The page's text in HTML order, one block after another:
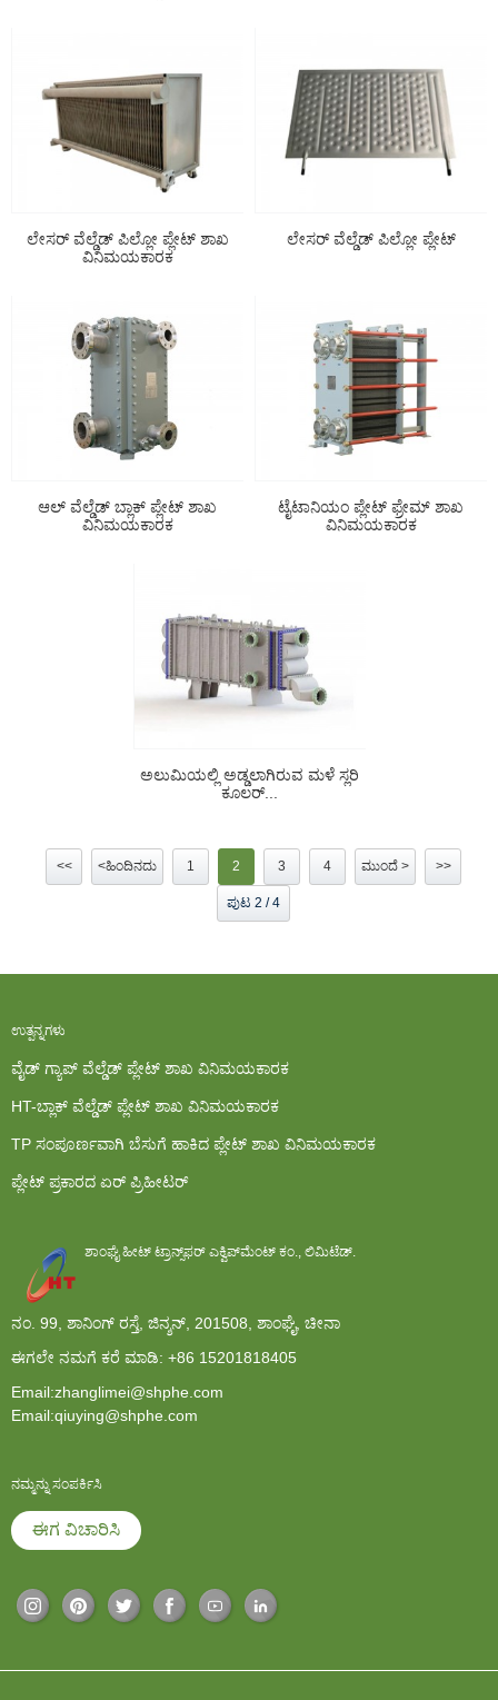
ಲೇಸರ್ ವೆಲ್ಡೆಡ್ ಪಿಲ್ಲೋ ಪ್ಲೇಟ್ ಶಾಖ
ವಿನಿಮಯಕಾರಕ
ಲೇಸರ್ ವೆಲ್ಡೆಡ್ ಪಿಲ್ಲೋ ಪ್ಲೇಟ್
ಆಲ್ ವೆಲ್ಡೆಡ್ ಬ್ಲಾಕ್ ಪ್ಲೇಟ್ ಶಾಖ
ವಿನಿಮಯಕಾರಕ
ಟೈಟಾನಿಯಂ ಪ್ಲೇಟ್ ಫ್ರೇಮ್ ಶಾಖ
ವಿನಿಮಯಕಾರಕ
ಅಲುಮಿಯಲ್ಲಿ ಅಡ್ಡಲಾಗಿರುವ ಮಳೆ ಸ್ಲರಿ
ಕೂಲರ್...
<< <ಹಿಂದಿನದು 1 2 3 4 ಮುಂದೆ > >>
ಪುಟ 2 / 4
ಉತ್ಪನ್ನಗಳು
ವೈಡ್ ಗ್ಯಾಪ್ ವೆಲ್ಡೆಡ್ ಪ್ಲೇಟ್ ಶಾಖ ವಿನಿಮಯಕಾರಕ
HT-ಬ್ಲಾಕ್ ವೆಲ್ಡೆಡ್ ಪ್ಲೇಟ್ ಶಾಖ ವಿನಿಮಯಕಾರಕ
TP ಸಂಪೂರ್ಣವಾಗಿ ಬೆಸುಗೆ ಹಾಕಿದ ಪ್ಲೇಟ್ ಶಾಖ ವಿನಿಮಯಕಾರಕ
ಪ್ಲೇಟ್ ಪ್ರಕಾರದ ಏರ್ ಪ್ರಿಹೀಟರ್
ಶಾಂಘೈ ಹೀಟ್ ಟ್ರಾನ್ಸ್‌ಫರ್ ಎಕ್ವಿಪ್‌ಮೆಂಟ್ ಕಂ., ಲಿಮಿಟೆಡ್.
ನಂ. 99, ಶಾನಿಂಗ್ ರಸ್ತೆ, ಜಿನ್ಶನ್, 201508, ಶಾಂಘೈ, ಚೀನಾ
ಈಗಲೇ ನಮಗೆ ಕರೆ ಮಾಡಿ: +86 15201818405
Email:zhanglimei@shphe.com
Email:qiuying@shphe.com
ನಮ್ಮನ್ನು ಸಂಪರ್ಕಿಸಿ
ಈಗ ವಿಚಾರಿಸಿ